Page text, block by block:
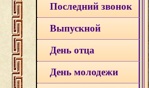
Последний звонок
Выпускной
День отца
День молодежи